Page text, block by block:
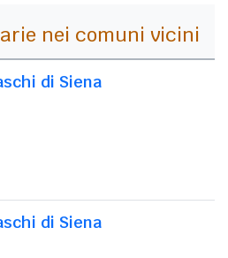
nei comuni vicini
di Siena
di Siena